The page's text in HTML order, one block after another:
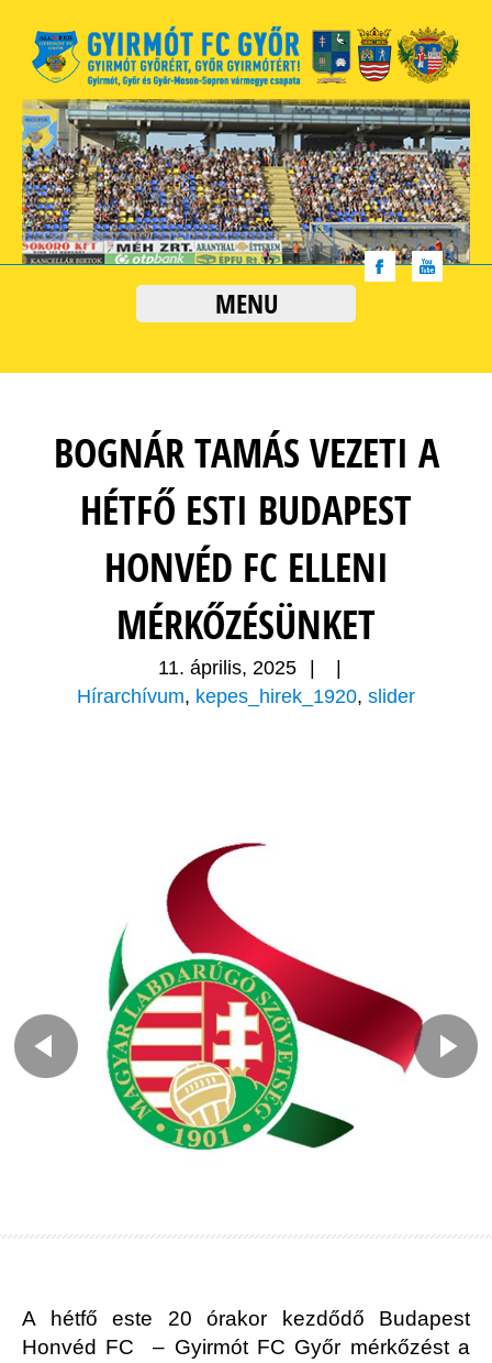
MENU
BOGNÁR TAMÁS VEZETI A
HÉTFŐ ESTI BUDAPEST
HONVÉD FC ELLENI
MÉRKŐZÉSÜNKET
11. április, 2025
Hírarchívum, kepes_hirek_1920, slider
A hétfő este 20 órakor kezdődő Budapest
Honvéd FC – Gyirmót FC Győr mérkőzést a